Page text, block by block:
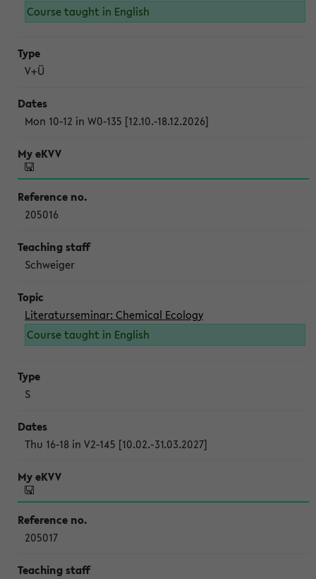
Course taught in English
V+Ü
Mon 10-12 in W0-135 [12.10.-18.12.2026]
205016
Schweiger
Literaturseminar: Chemical Ecology
Course taught in English
S
Thu 16-18 in V2-145 [10.02.-31.03.2027]
205017